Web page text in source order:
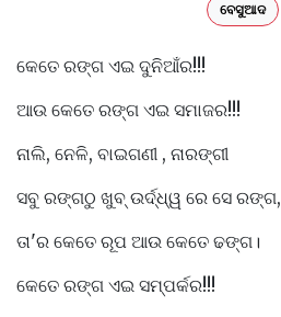
ବେସୁଆଦ
କେତେ ରଙ୍ଗ ଏଇ ଦୁନିଆଁର!!!
ଆଉ କେତେ ରଙ୍ଗ ଏଇ ସମାଜର!!!
ନାଲି, ନେଳି, ବାଇଗଣୀ , ନାରଙ୍ଗୀ
ସବୁ ରଙ୍ଗଠୁ ଖୁବ୍ ଉର୍ଦ୍ଧ୍ୱ ରେ ସେ ରଙ୍ଗ,
ତା'ର କେତେ ରୂପ ଆଉ କେତେ ଢଙ୍ଗ।
କେତେ ରଙ୍ଗ ଏଇ ସମ୍ପର୍କର!!!